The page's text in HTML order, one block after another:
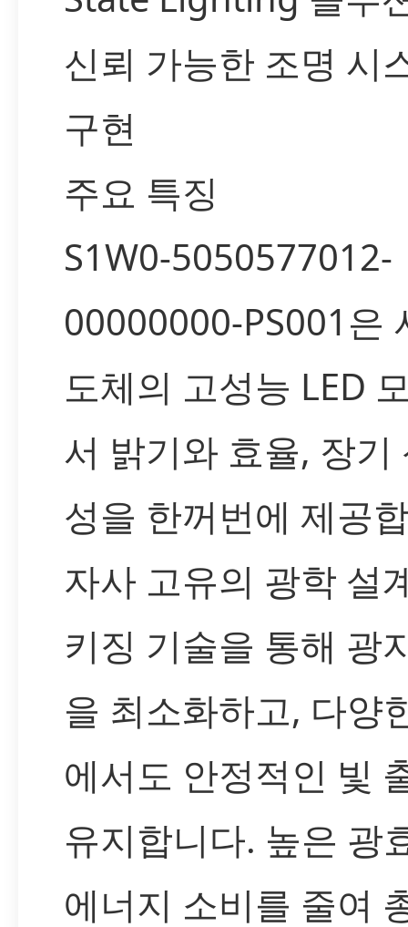
신뢰 가능한 조명 시
구현
주요 특징
S1W0-5050577012-
00000000-PS001은
도체의 고성능 LED
서 밝기와 효율, 장기
성을 한꺼번에 제공
자사 고유의 광학 설
키징 기술을 통해 광
을 최소화하고, 다양
에서도 안정적인 빛
유지합니다. 높은 광
에너지 소비를 줄여